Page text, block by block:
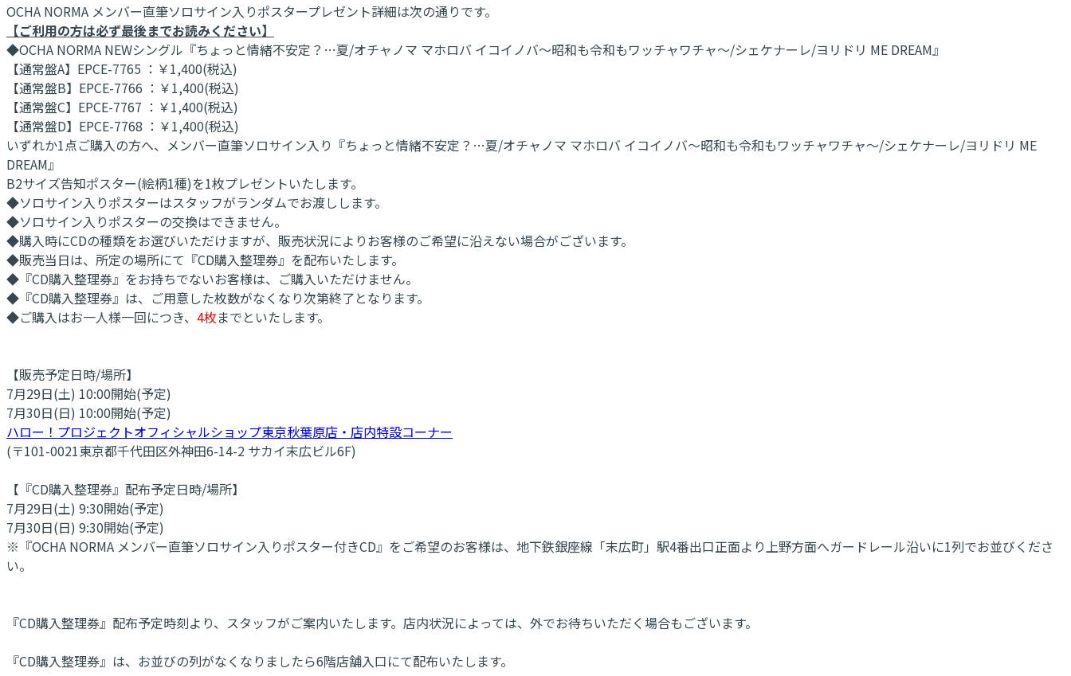
OCHA NORMA メンバー直筆ソロサイン入りポスタープレゼント詳細は次の通りです。
【ご利用の方は必ず最後までお読みください】
◆OCHA NORMA NEWシングル『ちょっと情緒不安定？…夏/オチャノマ マホロバ イコイノバ～昭和も令和もワッチャワチャ～/シェケナーレ/ヨリドリ ME DREAM』
【通常盤A】EPCE-7765 ：￥1,400(税込)
【通常盤B】EPCE-7766 ：￥1,400(税込)
【通常盤C】EPCE-7767 ：￥1,400(税込)
【通常盤D】EPCE-7768 ：￥1,400(税込)
いずれか1点ご購入の方へ、メンバー直筆ソロサイン入り『ちょっと情緒不安定？…夏/オチャノマ マホロバ イコイノバ～昭和も令和もワッチャワチャ～/シェケナーレ/ヨリドリ ME
DREAM』
B2サイズ告知ポスター(絵柄1種)を1枚プレゼントいたします。
◆ソロサイン入りポスターはスタッフがランダムでお渡しします。
◆ソロサイン入りポスターの交換はできません。
◆購入時にCDの種類をお選びいただけますが、販売状況によりお客様のご希望に沿えない場合がございます。
◆販売当日は、所定の場所にて『CD購入整理券』を配布いたします。
◆『CD購入整理券』をお持ちでないお客様は、ご購入いただけません。
◆『CD購入整理券』は、ご用意した枚数がなくなり次第終了となります。
◆ご購入はお一人様一回につき、 4枚までといたします。
【販売予定日時/場所】
7月29日(土) 10:00開始(予定)
7月30日(日) 10:00開始(予定)
ハロー！プロジェクトオフィシャルショップ東京秋葉原店・店内特設コーナー
(〒101-0021東京都千代田区外神田6-14-2 サカイ末広ビル6F)
【『CD購入整理券』配布予定日時/場所】
7月29日(土) 9:30開始(予定)
7月30日(日) 9:30開始(予定)
※『OCHA NORMA メンバー直筆ソロサイン入りポスター付きCD』をご希望のお客様は、地下鉄銀座線「末広町」駅4番出口正面より上野方面へガードレール沿いに1列でお並びくださ
い。
『CD購入整理券』配布予定時刻より、スタッフがご案内いたします。店内状況によっては、外でお待ちいただく場合もございます。
『CD購入整理券』は、お並びの列がなくなりましたら6階店舗入口にて配布いたします。